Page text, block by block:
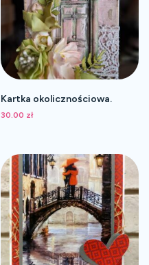
Kartka okolicznościowa.
30.00 zł